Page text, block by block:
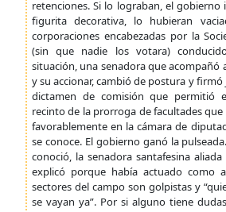
retenciones. Si lo lograban, el gobierno
figurita decorativa, lo hubieran
corporaciones encabezadas por la
(sin que nadie los votara)
situación, una senadora que acompañó
y su accionar, cambió de postura y
dictamen de comisión que permitió
recinto de la prorroga de facultades
favorablemente en la cámara de
se conoce. El gobierno ganó la
conoció, la senadora santafesina
explicó porque había actuado como
sectores del campo son golpistas y
se vayan ya”. Por si alguno tiene